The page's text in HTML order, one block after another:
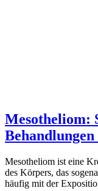
Mesotheliom:
Mesotheliom ist eine
des Körpers, das
häufig mit der